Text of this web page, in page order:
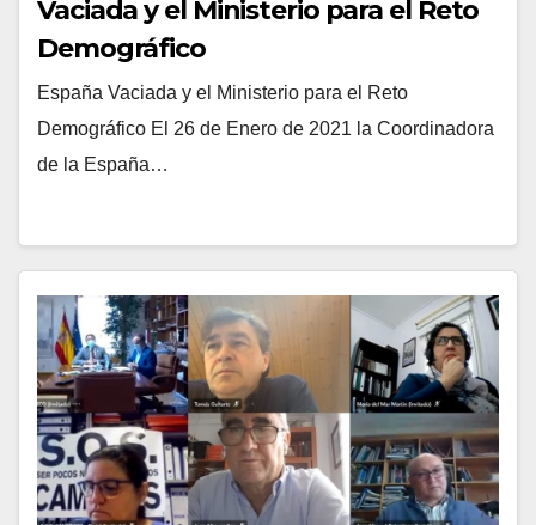
Vaciada y el Ministerio para el Reto
Demográfico
España Vaciada y el Ministerio para el Reto
Demográfico El 26 de Enero de 2021 la Coordinadora
de la España…